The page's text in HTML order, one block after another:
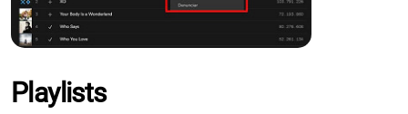
Playlists